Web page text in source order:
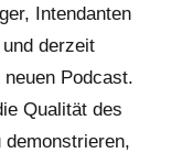
Intendanten
derzeit
Podcast.
Qualität des